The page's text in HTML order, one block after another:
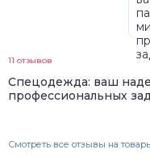
11 отзывов
Спецодежда: ваш
профессиональных
Смотреть все отзывы на